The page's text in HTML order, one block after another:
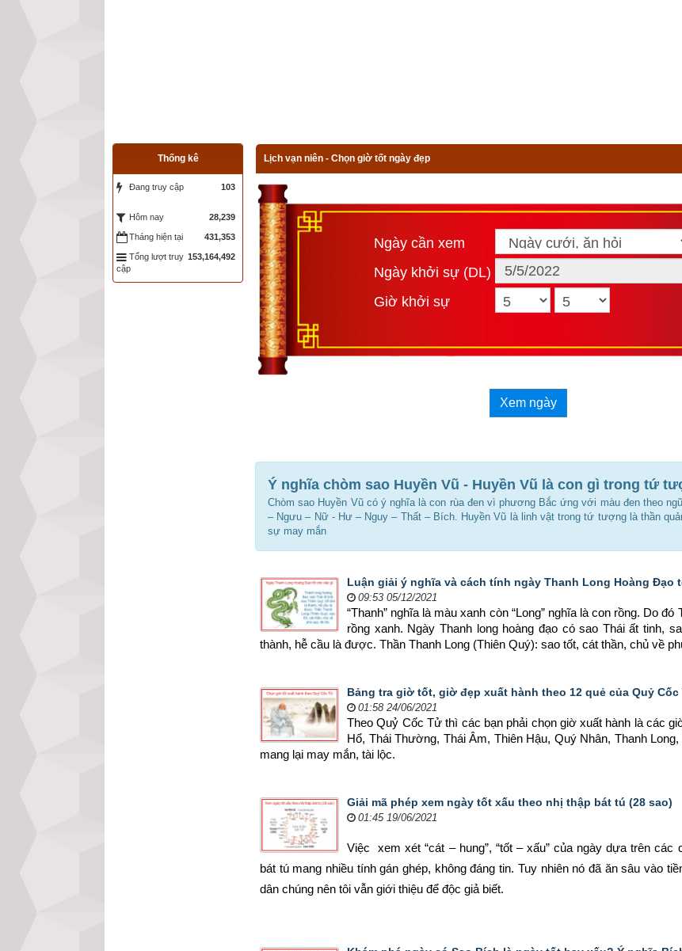
Lịch vạn niên - Chọn giờ tốt ngày đẹp
Ngày cần xem
Ngày khởi sự (DL)
Giờ khởi sự
Xem ngày
Ý nghĩa chòm sao Huyền Vũ - Huyền Vũ là con gì trong tứ
Chòm sao Huyền Vũ có ý nghĩa là con rùa đen vì phương Bắc ứng với màu đen theo
– Ngưu – Nữ - Hư – Nguy – Thất – Bích. Huyền Vũ là linh vật trong tứ tượng là thần
sự may mắn
Luận giải ý nghĩa và cách tính ngày Thanh Long Hoàng Đạo
09:53 05/12/2021
“Thanh” nghĩa là màu xanh còn “Long” nghĩa là con rồng. Do đó
rồng xanh. Ngày Thanh long hoàng đạo có sao Thái ất tinh,
thành, hễ cầu là được. Thần Thanh Long (Thiên Quý): sao tốt, cát thần, chủ về
Bảng tra giờ tốt, giờ đẹp xuất hành theo 12 quẻ của Quỷ Cốc
01:58 24/06/2021
Theo Quỷ Cốc Tử thì các bạn phải chọn giờ xuất hành là các
Hổ, Thái Thường, Thái Âm, Thiên Hậu, Quý Nhân, Thanh
mang lại may mắn, tài lộc.
Giải mã phép xem ngày tốt xấu theo nhị thập bát tú (28 sao)
01:45 19/06/2021
Việc  xem xét “cát – hung”, “tốt – xấu” của ngày dựa trên
bát tú mang nhiều tính gán ghép, không đáng tin. Tuy nhiên nó đã ăn sâu vào
dân chúng nên tôi vẫn giới thiệu để độc giả biết.
Thống kê
Đang truy cập 103
Hôm nay 28,239
Tháng hiện tại 431,353
Tổng lượt truy
cập
153,164,492